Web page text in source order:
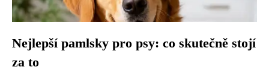
Nejlepší pamlsky pro psy: co skutečně stojí
za to